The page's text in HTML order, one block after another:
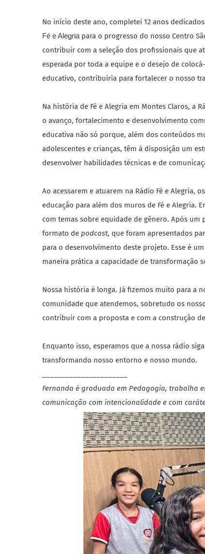
No início deste ano, completei 12 anos
Fé e Alegriapara o progresso do nosso Centro
contribuir com a seleção dos profissionais que
esperada por toda a equipe e o desejo de
educativo, contribuiria para fortalecer o nosso
Na história de Fé e Alegria em Montes Claros, a
o avanço, fortalecimento e desenvolvimento
educativa não só porque, além dos conteúdos
adolescentes e crianças, têm à disposição um
desenvolver habilidades técnicas e de
Ao acessarem e atuarem na Rádio Fé e Alegria,
educação para além dos muros de Fé e Alegria.
com temas sobre equidade de gênero. Após
formato de podcast, que foram apresentados
para o desenvolvimento deste projeto. Esse é
maneira prática a capacidade de transformação
Nossa história é longa. Já fizemos muito para a
comunidade que atendemos, sobretudo os
contribuir com a proposta e com a construção
Enquanto isso, esperamos que a nossa rádio
transformando nosso entorno e nosso mundo.
Fernanda é graduada em Pedagogia, trabalha
comunicação com intencionalidade e com